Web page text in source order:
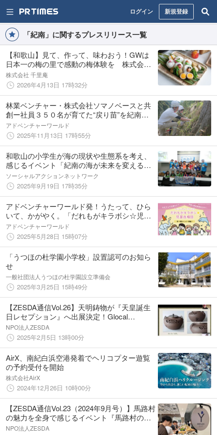
ログイン 新規登録
「紀南」に関するプレスリリース一覧
【和歌山】見て、作って、味わおう！GWは
日本一の梅の里で感動の梅体験を 株式会社
千里庵
株式会社 千里庵
2026年4月13日 17時32分
林業ベンチャー・株式会社ソマノベースと共
創ー社員３５０名が育てた“戻り苗”を紀南の
森へ
アドベンチャーワールド
2025年11月13日 17時55分
和歌山の小学生が海の現状や生態系を考え、
感じるイベント「紀南の海が未来を変える〜
わかやま海守り隊2025～」を開催しました！
ソーシャルアクションネットワーク
2025年9月19日 17時35分
アドベンチャーワールド発！うたって、ひら
いて、かがやく。「だれもがキラボシ☆児童
合唱団」第１期生 メンバー募集！
アドベンチャーワールド
2025年5月28日 15時07分
「うつほの杜学園小学校」設置認可のお知ら
せ
一般社団法人うつほの杜学園設立準備会
2025年3月25日 15時49分
【ZESDA通信Vol.26】天明鋳物が『天皇誕生
日レセプション』へ出展決定！Glocal
Collaborationシリーズを起点に、伝統工芸を
世界に広める第一歩を支援
NPO法人ZESDA
2025年2月5日 13時00分
AirX、南紀白浜空港発着でヘリコプター遊覧
の予約受付を開始
株式会社AirX
2024年12月26日 10時00分
【ZESDA通信Vol.23（2024年9月号）】馬路村
の魅力を全身で感じるイベント『馬路村のゆ
ず食材を楽しみながら、これからの馬路村の
NPO法人ZESDA